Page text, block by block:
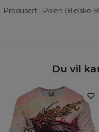
Produsert i Polen (Bielsko-
Du vil